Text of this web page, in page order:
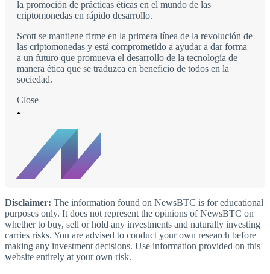
la promoción de prácticas éticas en el mundo de las
criptomonedas en rápido desarrollo.
Scott se mantiene firme en la primera línea de la revolución de
las criptomonedas y está comprometido a ayudar a dar forma
a un futuro que promueva el desarrollo de la tecnología de
manera ética que se traduzca en beneficio de todos en la
sociedad.
Close
Disclaimer: The information found on NewsBTC is for educational
purposes only. It does not represent the opinions of NewsBTC on
whether to buy, sell or hold any investments and naturally investing
carries risks. You are advised to conduct your own research before
making any investment decisions. Use information provided on this
website entirely at your own risk.